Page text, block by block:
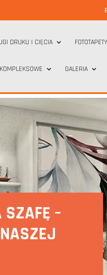
DRUKU I CIĘCIA FOTOTAPETY
GALERIA
–